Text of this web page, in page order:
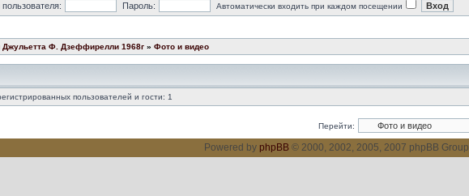
Пароль: Автоматически входить при каждом посещении
Джульетта Ф. Дзеффирелли 1968г » Фото и видео
пользователей и гости: 1
Перейти:
Powered by phpBB © 2000, 2002, 2005, 2007 phpBB Group